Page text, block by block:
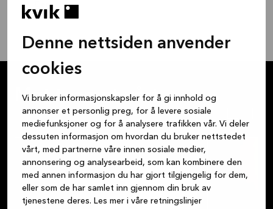
Denne nettsiden anvender
cookies
Vi bruker informasjonskapsler for å gi innhold og
annonser et personlig preg, for å levere sosiale
mediefunksjoner og for å analysere trafikken vår. Vi deler
dessuten informasjon om hvordan du bruker nettstedet
vårt, med partnerne våre innen sosiale medier,
annonsering og analysearbeid, som kan kombinere den
med annen informasjon du har gjort tilgjengelig for dem,
eller som de har samlet inn gjennom din bruk av
tjenestene deres. Les mer i våre retningslinjer
Møt teamet vårt